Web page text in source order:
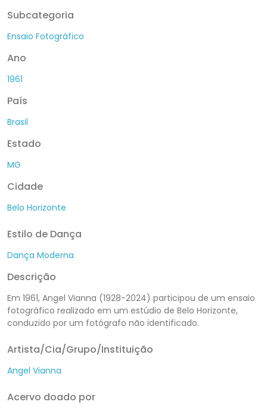
Subcategoria
Ensaio Fotográfico
Ano
1961
País
Brasil
Estado
MG
Cidade
Belo Horizonte
Estilo de Dança
Dança Moderna
Descrição
Em 1961, Angel Vianna (1928-2024) participou de um ensaio
fotográfico realizado em um estúdio de Belo Horizonte,
conduzido por um fotógrafo não identificado.
Artista/Cia/Grupo/Instituição
Angel Vianna
Acervo doado por